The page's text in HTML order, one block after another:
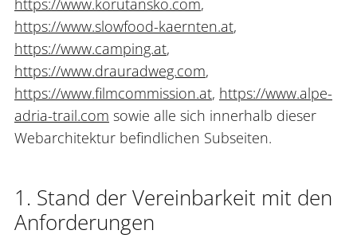
https://www.korutansko.com,
https://www.slowfood-kaernten.at,
https://www.camping.at,
https://www.drauradweg.com,
https://www.filmcommission.at, https://www.alpe-
adria-trail.com sowie alle sich innerhalb dieser
Webarchitektur befindlichen Subseiten.
1. Stand der Vereinbarkeit mit den
Anforderungen